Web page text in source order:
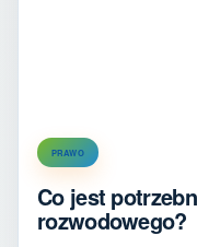
PRAWO
Co jest
rozwodowego?